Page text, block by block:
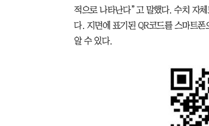
적으로 나타난다”고 말했다. 수치 자
다. 지면에 표기된 QR코드를 스마트
알 수 있다.